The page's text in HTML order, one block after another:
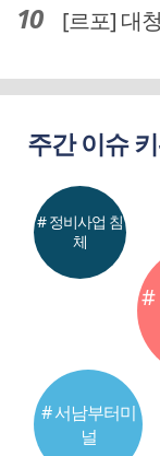
[르포] 대청호
주간 이슈
#
# 서남부터미
널
# 정비사업 침
체